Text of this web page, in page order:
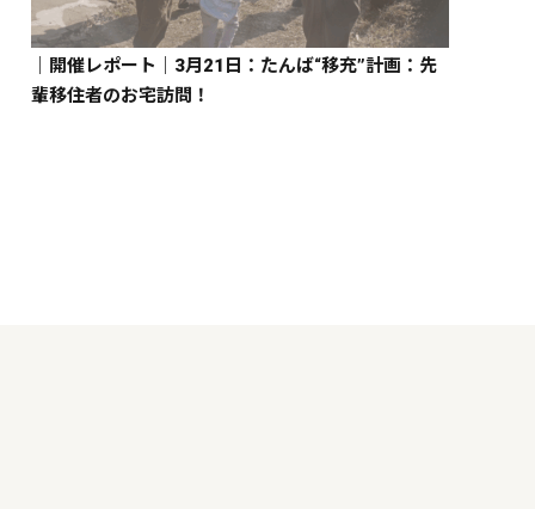
｜開催レポート｜3月21日：たんば“移充”計画：先
輩移住者のお宅訪問！